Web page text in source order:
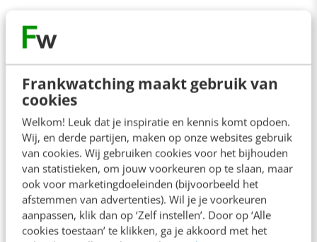
Frankwatching maakt gebruik van
cookies
Welkom! Leuk dat je inspiratie en kennis komt opdoen.
Wij, en derde partijen, maken op onze websites gebruik
van cookies. Wij gebruiken cookies voor het bijhouden
van statistieken, om jouw voorkeuren op te slaan, maar
ook voor marketingdoeleinden (bijvoorbeeld het
afstemmen van advertenties). Wil je je voorkeuren
aanpassen, klik dan op ‘Zelf instellen’. Door op ‘Alle
cookies toestaan’ te klikken, ga je akkoord met het
Contact Redactie
redactie@frankwatching.com
+31 30 200 1045
Tarieven
Meer contactopties
Frankwatching